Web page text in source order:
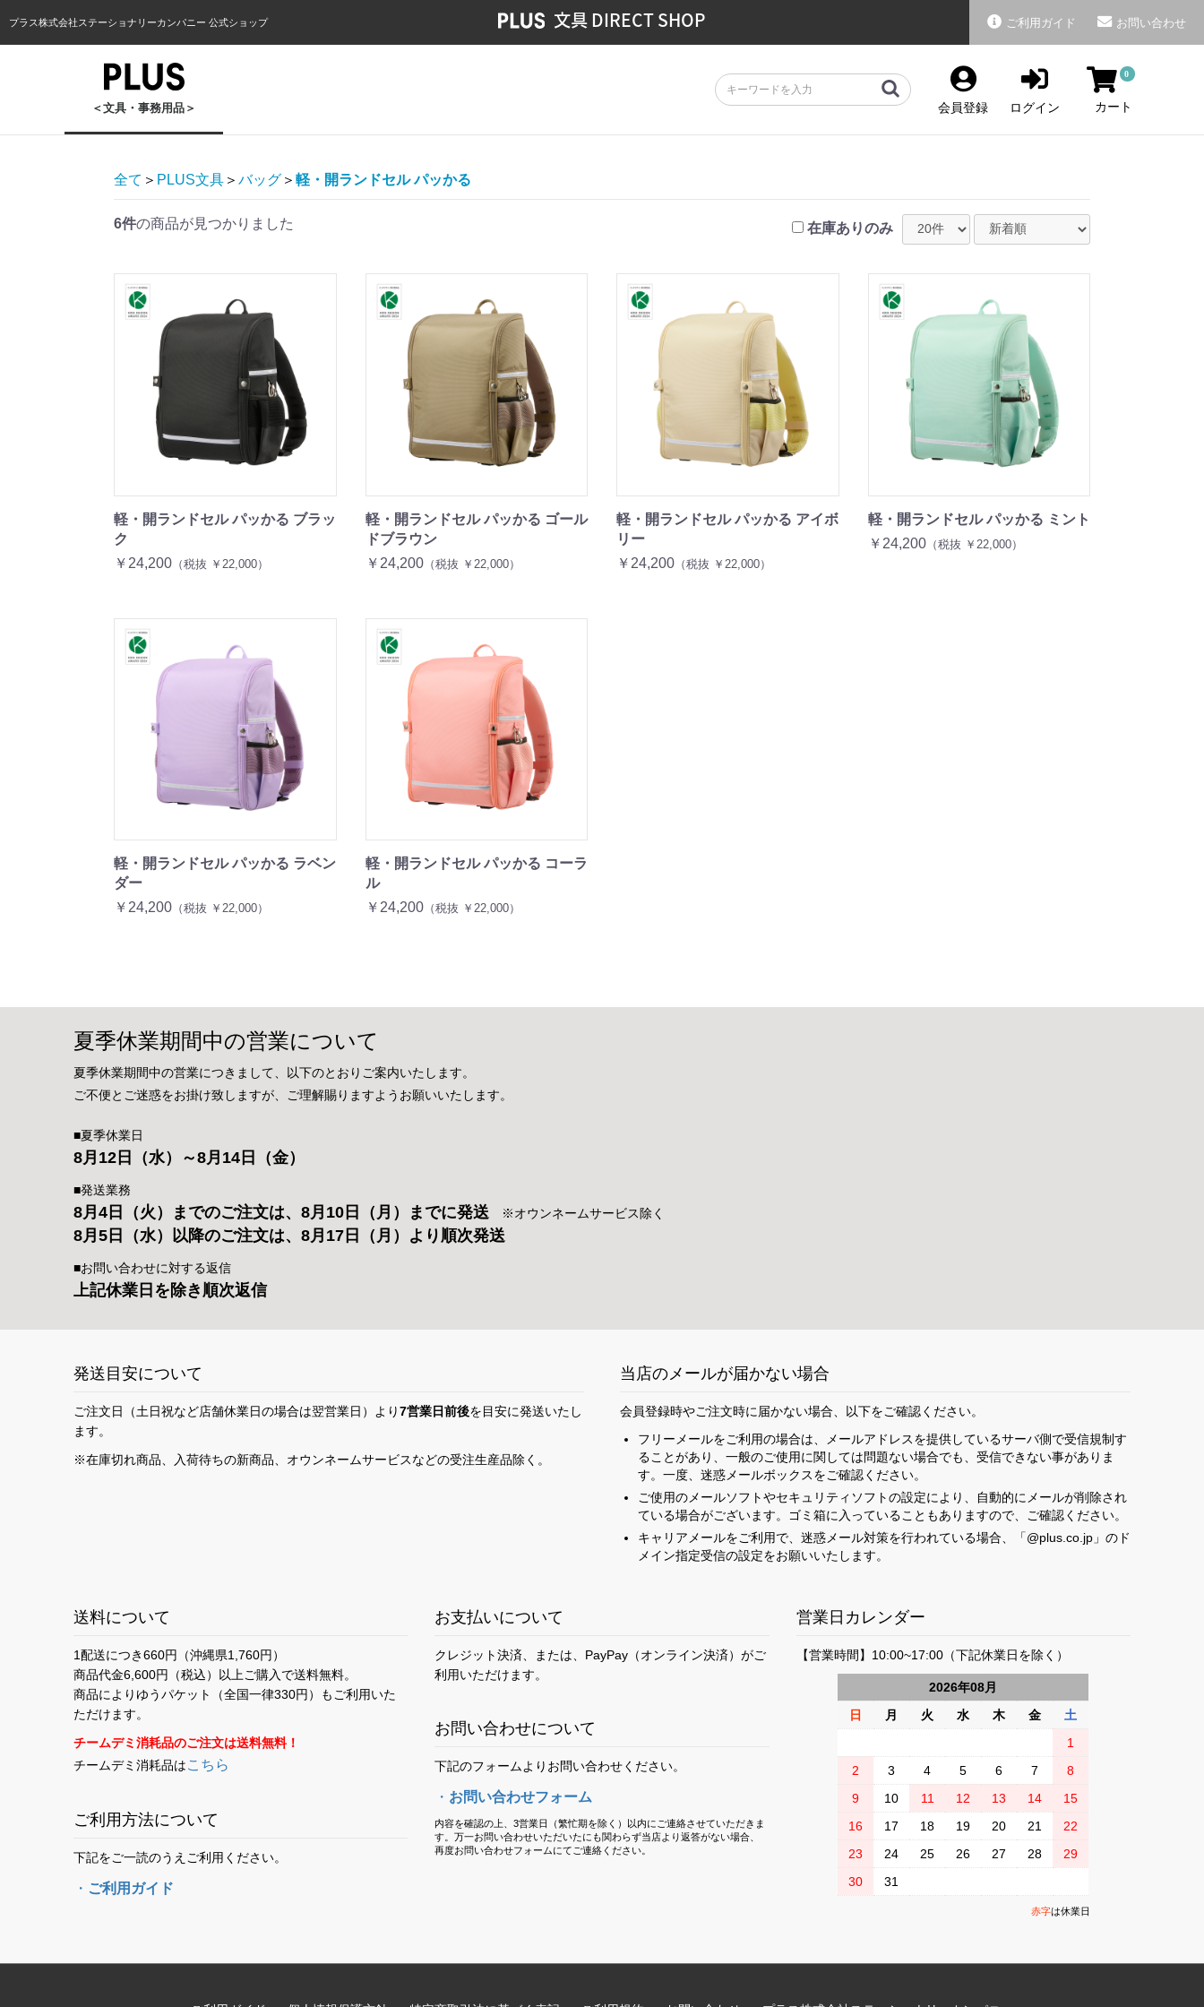
プラス株式会社ステーショナリーカンパニー 公式ショップ 文具 DIRECT SHOP ご利用ガイド お問い合わせ
＜文具・事務用品＞ 会員登録 ログイン
0
カート
全て ＞ PLUS文具 ＞ バッグ ＞ 軽・開ランドセル パッかる
6件の商品が見つかりました 在庫ありのみ
軽・開ランドセル パッかる ブラッ
ク
￥24,200 （税抜 ￥22,000）
軽・開ランドセル パッかる ゴール
ドブラウン
￥24,200（税抜 ￥22,000）
軽・開ランドセル パッかる アイボ
リー
￥24,200 （税抜 ￥22,000）
軽・開ランドセル パッかる ミント
￥24,200（税抜 ￥22,000）
軽・開ランドセル パッかる ラベン
ダー
￥24,200 （税抜 ￥22,000）
軽・開ランドセル パッかる コーラ
ル
￥24,200（税抜 ￥22,000）
夏季休業期間中の営業について
夏季休業期間中の営業につきまして、以下のとおりご案内いたします。
ご不便とご迷惑をお掛け致しますが、ご理解賜りますようお願いいたします。
■夏季休業日
8月12日（水）～8月14日（金）
■発送業務
8月4日（火）までのご注文は、8月10日（月）までに発送 ※オウンネームサービス除く
8月5日（水）以降のご注文は、8月17日（月）より順次発送
■お問い合わせに対する返信
上記休業日を除き順次返信
発送目安について
ご注文日（土日祝など店舗休業日の場合は翌営業日）より7営業日前後を目安に発送いたし
ます。
※在庫切れ商品、入荷待ちの新商品、オウンネームサービスなどの受注生産品除く。
当店のメールが届かない場合
会員登録時やご注文時に届かない場合、以下をご確認ください。
フリーメールをご利用の場合は、メールアドレスを提供しているサーバ側で受信規制す
ることがあり、一般のご使用に関しては問題ない場合でも、受信できない事がありま
す。一度、迷惑メールボックスをご確認ください。
ご使用のメールソフトやセキュリティソフトの設定により、自動的にメールが削除され
ている場合がございます。ゴミ箱に入っていることもありますので、ご確認ください。
キャリアメールをご利用で、迷惑メール対策を行われている場合、「@plus.co.jp」のド
メイン指定受信の設定をお願いいたします。
送料について
1配送につき660円（沖縄県1,760円）
商品代金6,600円（税込）以上ご購入で送料無料。
商品によりゆうパケット（全国一律330円）もご利用いた
ただけます。
チームデミ消耗品のご注文は送料無料！
チームデミ消耗品はこちら
ご利用方法について
下記をご一読のうえご利用ください。
・ ご利用ガイド
お支払いについて
クレジット決済、または、PayPay（オンライン決済）がご
利用いただけます。
お問い合わせについて
下記のフォームよりお問い合わせください。
・ お問い合わせフォーム
内容を確認の上、3営業日（繁忙期を除く）以内にご連絡させていただきま
す。万一お問い合わせいただいたにも関わらず当店より返答がない場合、
再度お問い合わせフォームにてご連絡ください。
営業日カレンダー
【営業時間】10:00~17:00（下記休業日を除く）
2026年08月
日
月 火 水 木 金
土
1
2
3 4 5 6 7
8
9
10 11 12 13 14
15
16
17 18 19 20 21
22
23
24 25 26 27 28
29
30
31
赤字は休業日